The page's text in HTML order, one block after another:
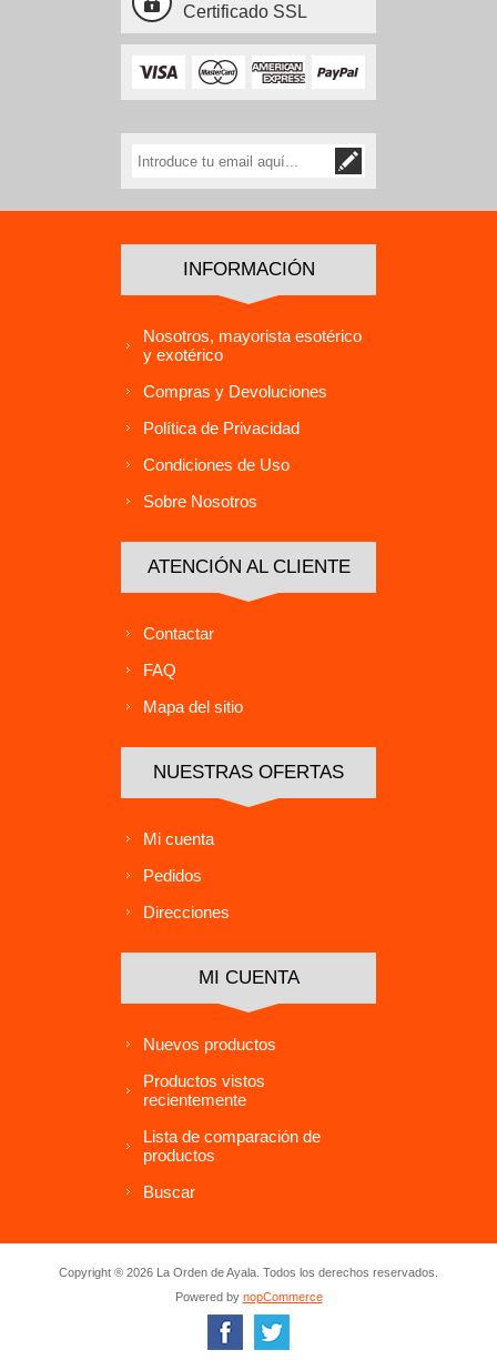
Certificado SSL
INFORMACIÓN
Nosotros, mayorista esotérico
y exotérico
Compras y Devoluciones
Política de Privacidad
Condiciones de Uso
Sobre Nosotros
ATENCIÓN AL CLIENTE
Contactar
FAQ
Mapa del sitio
NUESTRAS OFERTAS
Mi cuenta
Pedidos
Direcciones
MI CUENTA
Nuevos productos
Productos vistos
recientemente
Lista de comparación de
productos
Buscar
Copyright ® 2026 La Orden de Ayala. Todos los derechos reservados.
Powered by nopCommerce